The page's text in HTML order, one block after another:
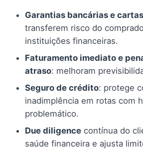
Garantias bancárias e
transferem risco do
instituições financeiras.
Faturamento imediato e
atraso: melhoram
Seguro de crédito: protege
inadimplência em rotas com
problemático.
Due diligence contínua do
saúde financeira e ajusta